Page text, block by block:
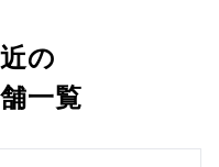
の
一覧